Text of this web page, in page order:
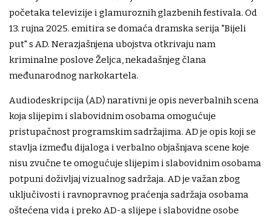
početaka televizije i glamuroznih glazbenih festivala. Od
13. rujna 2025. emitira se domaća dramska serija "Bijeli
put" s AD. Nerazjašnjena ubojstva otkrivaju nam
kriminalne poslove Željca, nekadašnjeg člana
međunarodnog narkokartela.
Audiodeskripcija (AD) narativni je opis neverbalnih scena
koja slijepim i slabovidnim osobama omogućuje
pristupačnost programskim sadržajima. AD je opis koji se
stavlja između dijaloga i verbalno objašnjava scene koje
nisu zvučne te omogućuje slijepim i slabovidnim osobama
potpuni doživljaj vizualnog sadržaja. AD je važan zbog
uključivosti i ravnopravnog praćenja sadržaja osobama
oštećena vida i preko AD-a slijepe i slabovidne osobe